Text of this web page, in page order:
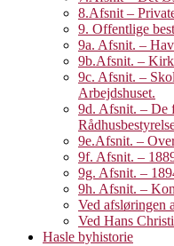
8.Afsnit –
9. Offentlige
9a. Afsnit. –
9b.Afsnit. –
9c. Afsnit. –
Arbejdshuset.
9d. Afsnit. – De
9e.Afsnit. –
9f. Afsnit. –
9g. Afsnit. –
9h. Afsnit. –
Ved afsløringen
Ved Hans
Hasle byhistorie